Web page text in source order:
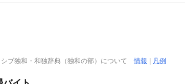
シブ独和・和独辞典（独和の部）について情報 凡例